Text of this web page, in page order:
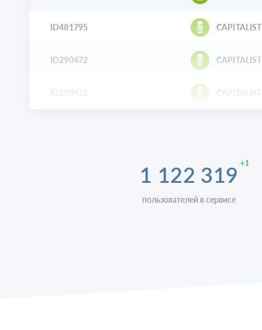
ID481795 CAPITALIST
ID290472 CAPITALIST
1 122 319 +1
пользователей в сервисе